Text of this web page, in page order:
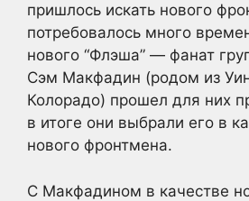
пришлось искать нового
потребовалось много
нового “Флэша” — фанат
Сэм Макфадин (родом из
Колорадо) прошел для них
в итоге они выбрали его в
нового фронтмена.
С Макфадином в качестве